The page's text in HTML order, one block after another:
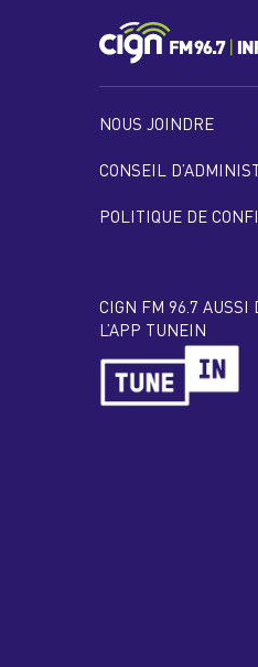
NOUS JOINDRE
CONSEIL
POLITIQUE DE
CIGN FM 96.7 AUSSI
L’APP TUNEIN